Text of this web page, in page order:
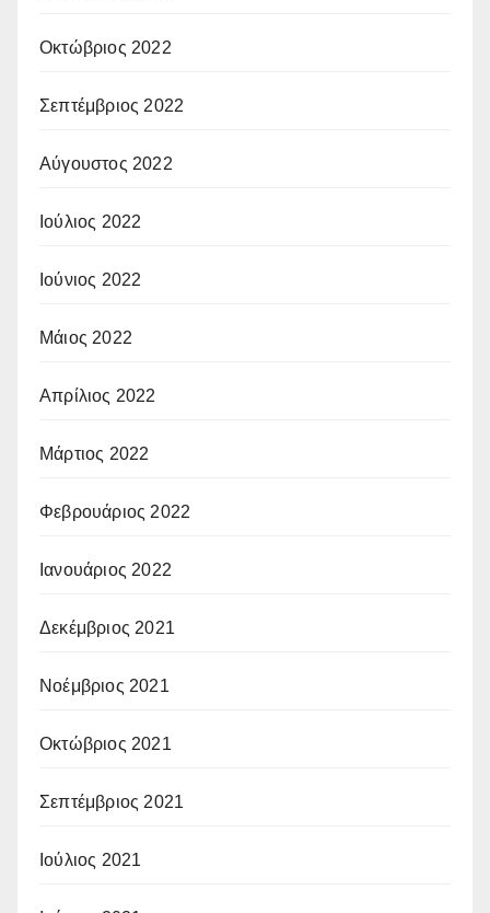
Οκτώβριος 2022
Σεπτέμβριος 2022
Αύγουστος 2022
Ιούλιος 2022
Ιούνιος 2022
Μάιος 2022
Απρίλιος 2022
Μάρτιος 2022
Φεβρουάριος 2022
Ιανουάριος 2022
Δεκέμβριος 2021
Νοέμβριος 2021
Οκτώβριος 2021
Σεπτέμβριος 2021
Ιούλιος 2021